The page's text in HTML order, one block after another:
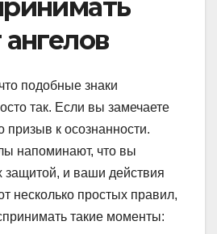
подобные знаки
так. Если вы замечаете
призыв к осознанности.
напоминают, что вы
защитой, и ваши действия
несколько простых правил,
такие моменты: